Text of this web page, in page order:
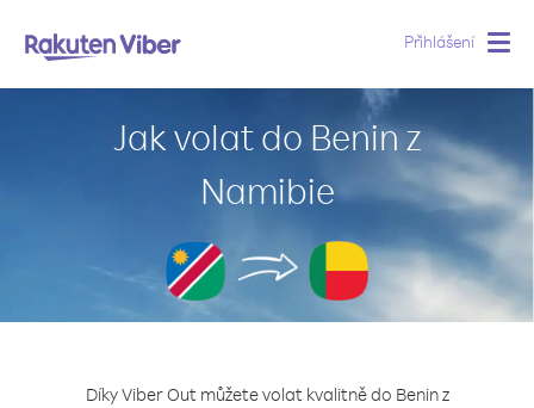
Přihlášení
Jak volat do Benin z
Namibie
Díky Viber Out můžete volat kvalitně do Benin z